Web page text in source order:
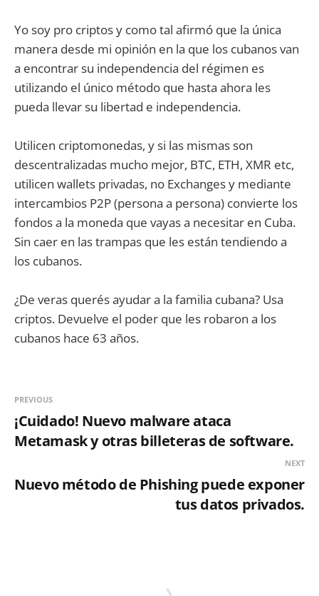
Yo soy pro criptos y como tal afirmó que la única
manera desde mi opinión en la que los cubanos van
a encontrar su independencia del régimen es
utilizando el único método que hasta ahora les
pueda llevar su libertad e independencia.
Utilicen criptomonedas, y si las mismas son
descentralizadas mucho mejor, BTC, ETH, XMR etc,
utilicen wallets privadas, no Exchanges y mediante
intercambios P2P (persona a persona) convierte los
fondos a la moneda que vayas a necesitar en Cuba.
Sin caer en las trampas que les están tendiendo a
los cubanos.
¿De veras querés ayudar a la familia cubana? Usa
criptos. Devuelve el poder que les robaron a los
cubanos hace 63 años.
PREVIOUS
¡Cuidado! Nuevo malware ataca
Metamask y otras billeteras de software.
NEXT
Nuevo método de Phishing puede exponer
tus datos privados.